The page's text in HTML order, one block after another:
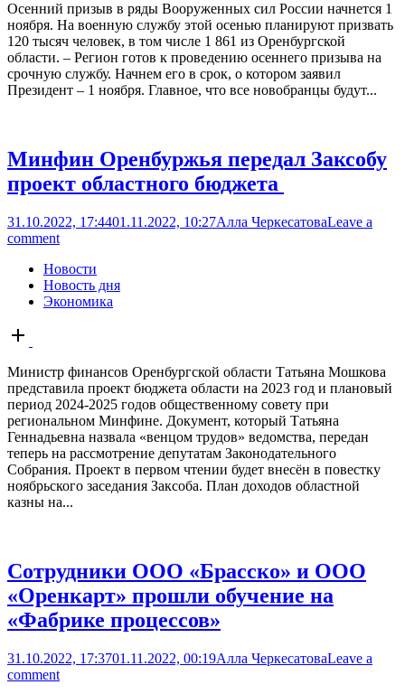
Осенний призыв в ряды Вооруженных сил России начнется 1
ноября. На военную службу этой осенью планируют призвать
120 тысяч человек, в том числе 1 861 из Оренбургской
области. – Регион готов к проведению осеннего призыва на
срочную службу. Начнем его в срок, о котором заявил
Президент – 1 ноября. Главное, что все новобранцы будут...
Минфин Оренбуржья передал Заксобу
проект областного бюджета
31.10.2022, 17:4401.11.2022, 10:27Алла ЧеркесатоваLeave a
comment
Новости
Новость дня
Экономика
Open
post
Министр финансов Оренбургской области Татьяна Мошкова
представила проект бюджета области на 2023 год и плановый
период 2024-2025 годов общественному совету при
региональном Минфине. Документ, который Татьяна
Геннадьевна назвала «венцом трудов» ведомства, передан
теперь на рассмотрение депутатам Законодательного
Собрания. Проект в первом чтении будет внесён в повестку
ноябрьского заседания Заксоба. План доходов областной
казны на...
Сотрудники ООО «Брасско» и ООО
«Оренкарт» прошли обучение на
«Фабрике процессов»
31.10.2022, 17:3701.11.2022, 00:19Алла ЧеркесатоваLeave a
comment